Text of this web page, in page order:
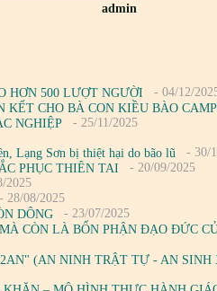
admin
HƠN 500 LƯỢT NGƯỜI
- 04/12/
CHO BÀ CON KIỀU BÀO
NGHIỆP
- 25/11/2025
Lạng Sơn bị thiệt hại do bão lũ
- 30/
PHỤC THIÊN TAI
- 20/09/2025
2025
- 28/08/2025
DÔNG
- 23/07/2025
CÒN LÀ BỔN PHẬN ĐẠO ĐỨC
(AN NINH TRẬT TỰ - AN SINH